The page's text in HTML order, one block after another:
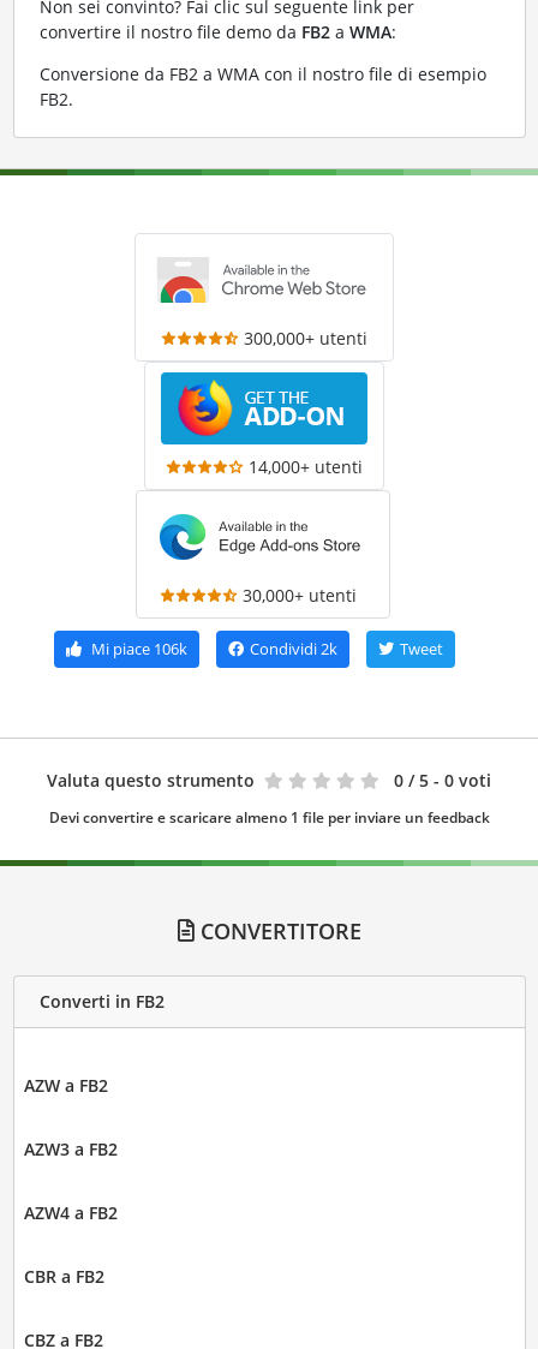
Non sei convinto? Fai clic sul seguente link per
convertire il nostro file demo da FB2a WMA:
Conversione da FB2 a WMA con il nostro file di esempio
FB2.
300,000+ utenti
14,000+ utenti
30,000+ utenti
Mi piace 106k Condividi2k Tweet
Valuta questo strumento 0 / 5 - 0 voti
Devi convertire e scaricare almeno 1 file per inviare un feedback
CONVERTITORE
Converti in FB2
AZW a FB2
AZW3 a FB2
AZW4 a FB2
CBR a FB2
CBZ a FB2